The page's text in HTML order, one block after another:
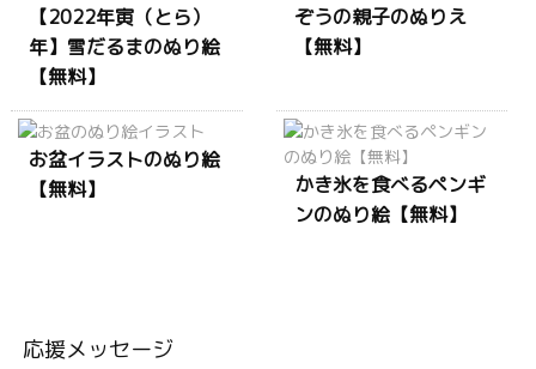
【2022年寅（とら）
年】雪だるまのぬり絵
【無料】
ぞうの親子のぬりえ
【無料】
お盆イラストのぬり絵
【無料】
かき氷を食べるペンギ
ンのぬり絵【無料】
応援メッセージ